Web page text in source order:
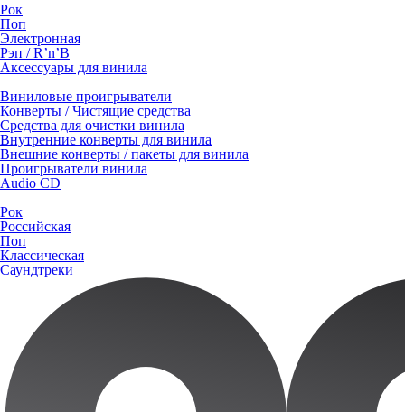
Рок
Поп
Электронная
Рэп / R’n’B
Аксессуары для винила
Виниловые проигрыватели
Конверты / Чистящие средства
Средства для очистки винила
Внутренние конверты для винила
Внешние конверты / пакеты для винила
Проигрыватели винила
Audio CD
Рок
Российская
Поп
Классическая
Саундтреки